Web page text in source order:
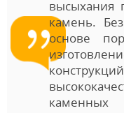
высыхания
камень.
основе